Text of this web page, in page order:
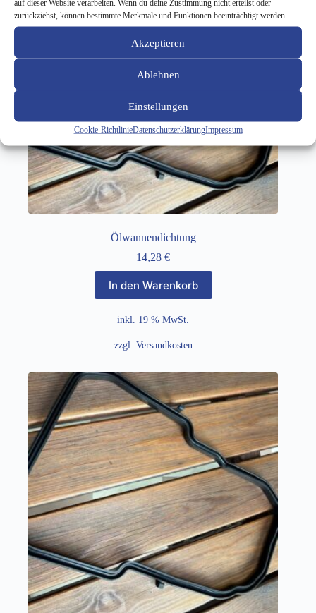
auf dieser Website verarbeiten. Wenn du deine Zustimmung nicht erteilst oder
zurückziehst, können bestimmte Merkmale und Funktionen beeinträchtigt werden.
Akzeptieren
Ablehnen
Einstellungen
Cookie-RichtlinieDatenschutzerklärungImpressum
Ölwannendichtung
14,28€
In den Warenkorb
inkl. 19 % MwSt.
zzgl. Versandkosten